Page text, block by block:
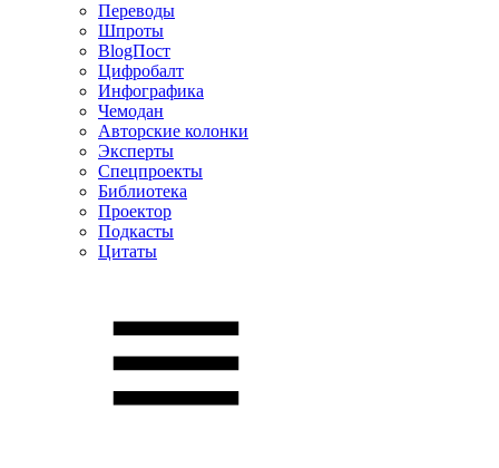
Переводы
Шпроты
BlogПост
Цифробалт
Инфографика
Чемодан
Авторские колонки
Эксперты
Спецпроекты
Библиотека
Проектор
Подкасты
Цитаты